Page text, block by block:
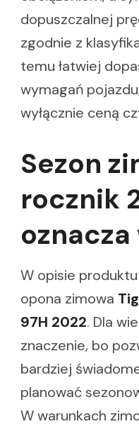
dopuszczalnej
zgodnie z
temu łatwiej
wymagań
wyłącznie ceną
Sezon
rocznik
W opisie
opona zimowa
97H 2022. Dla
znaczenie, bo
bardziej
planować
W warunkach